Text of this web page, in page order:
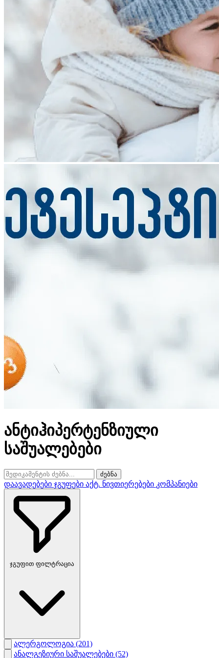
ანტიჰიპერტენზიული
საშუალებები
ძებნა
დაავადებები ჯგუფები აქტ. ნივთიერებები კომპანიები
ჯგუფით ფილტრაცია
ალერგოლოგია (201)
ანალგეზიური საშუალებები (52)